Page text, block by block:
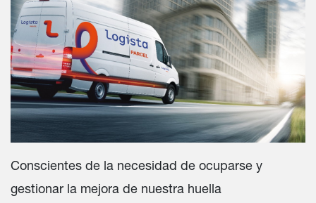
Conscientes de la necesidad de ocuparse y
gestionar la mejora de nuestra huella